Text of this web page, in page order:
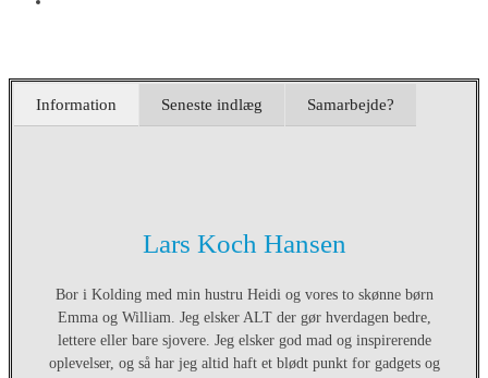
Information Seneste indlæg Samarbejde?
Lars Koch Hansen
Bor i Kolding med min hustru Heidi og vores to skønne børn
Emma og William. Jeg elsker ALT der gør hverdagen bedre,
lettere eller bare sjovere. Jeg elsker god mad og inspirerende
oplevelser, og så har jeg altid haft et blødt punkt for gadgets og